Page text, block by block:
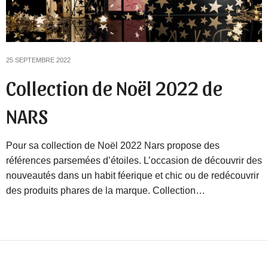
25 SEPTEMBRE 2022
Collection de Noël 2022 de
NARS
Pour sa collection de Noël 2022 Nars propose des
références parsemées d’étoiles. L’occasion de découvrir des
nouveautés dans un habit féerique et chic ou de redécouvrir
des produits phares de la marque. Collection…